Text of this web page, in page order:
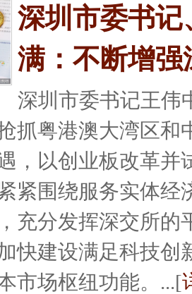
深圳市委书
满：不断增
深圳市委书记王伟
抓粤港澳大湾区和
，以创业板改革并
紧围绕服务实体
充分发挥深交所
快建设满足科技创
市场枢纽功能。...[